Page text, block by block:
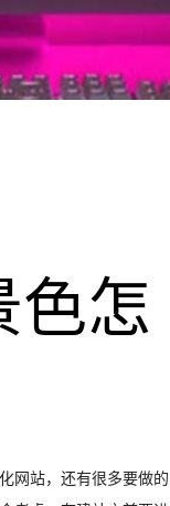
怎
网站，还有很多要做的